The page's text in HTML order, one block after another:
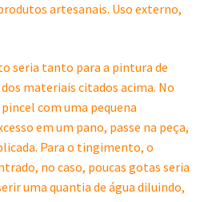
artesanais. Uso externo,
seria tanto para a pintura de
materiais citados acima. No
com uma pequena
em um pano, passe na peça,
Para o tingimento, o
no caso, poucas gotas seria
uma quantia de água diluindo,